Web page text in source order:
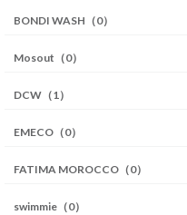
BONDI WASH（0）
Mosout（0）
DCW（1）
EMECO（0）
FATIMA MOROCCO（0）
swimmie（0）